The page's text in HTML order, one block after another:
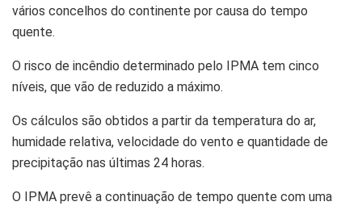
vários concelhos do continente por causa do tempo
quente.
O risco de incêndio determinado pelo IPMA tem cinco
níveis, que vão de reduzido a máximo.
Os cálculos são obtidos a partir da temperatura do ar,
humidade relativa, velocidade do vento e quantidade de
precipitação nas últimas 24 horas.
O IPMA prevê a continuação de tempo quente com uma